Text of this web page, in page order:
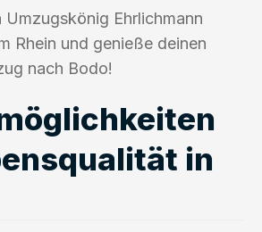
Umzugskönig Ehrlichmann
Rhein und genieße deinen
nach Bodo!
in